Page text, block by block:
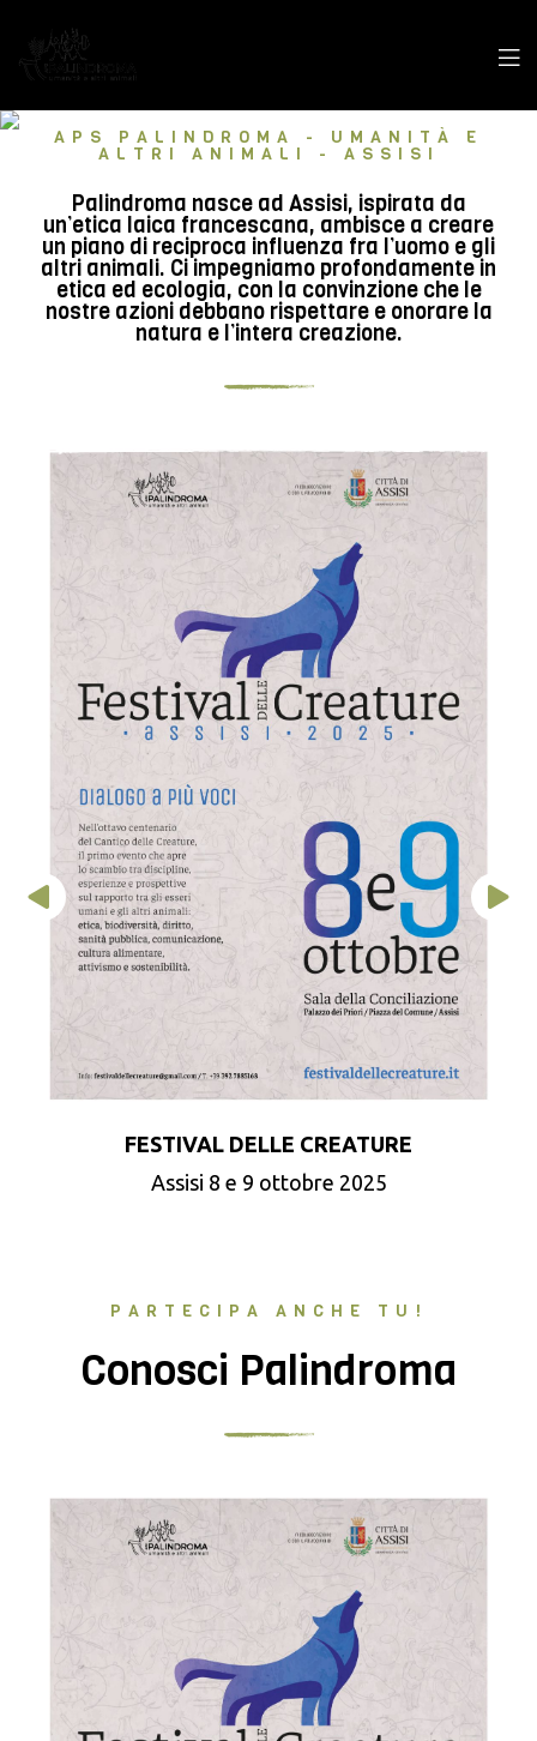
APS PALINDROMA - UMANITÀ E
ALTRI ANIMALI - ASSISI
Palindroma nasce ad Assisi, ispirata da
un’etica laica francescana, ambisce a creare
un piano di reciproca influenza fra l’uomo e gli
altri animali. Ci impegniamo profondamente in
etica ed ecologia, con la convinzione che le
nostre azioni debbano rispettare e onorare la
natura e l’intera creazione.
FESTIVAL DELLE CREATURE
Assisi 8 e 9 ottobre 2025
PARTECIPA ANCHE TU!
Conosci Palindroma